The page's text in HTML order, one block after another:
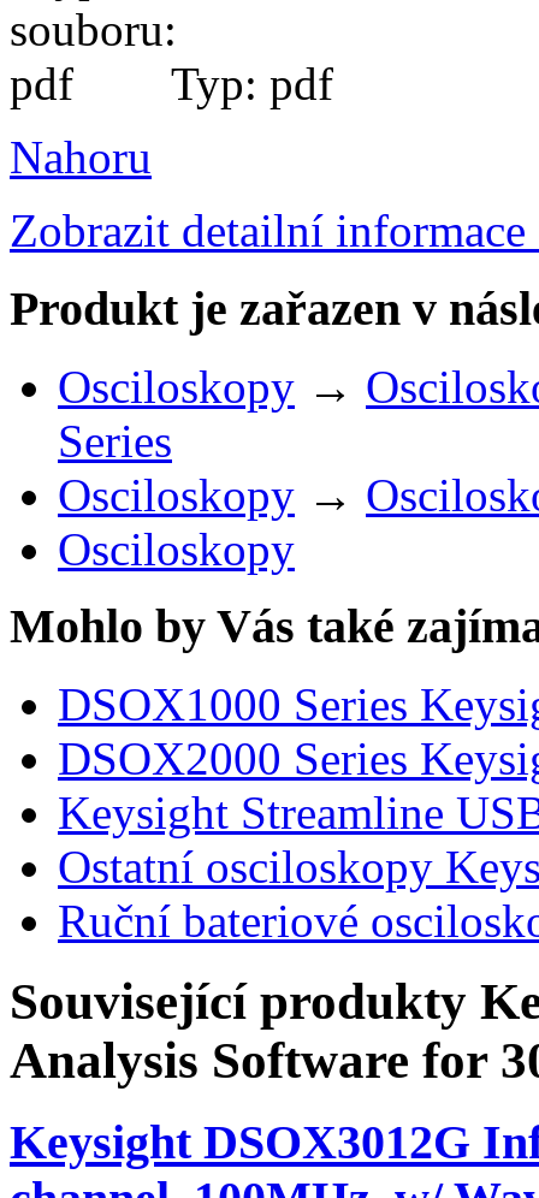
Typ: pdf
Nahoru
Zobrazit detailní informace
Produkt je zařazen v
Osciloskopy →
Series
Osciloskopy →
Osciloskopy
Mohlo by Vás také
DSOX1000 Series
DSOX2000 Series
Keysight Streamline
Ostatní osciloskopy
Ruční bateriové
Související produkty
Analysis Software for
Keysight DSOX3012G